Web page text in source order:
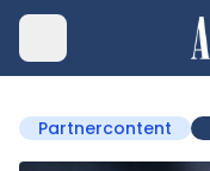
Partnercontent